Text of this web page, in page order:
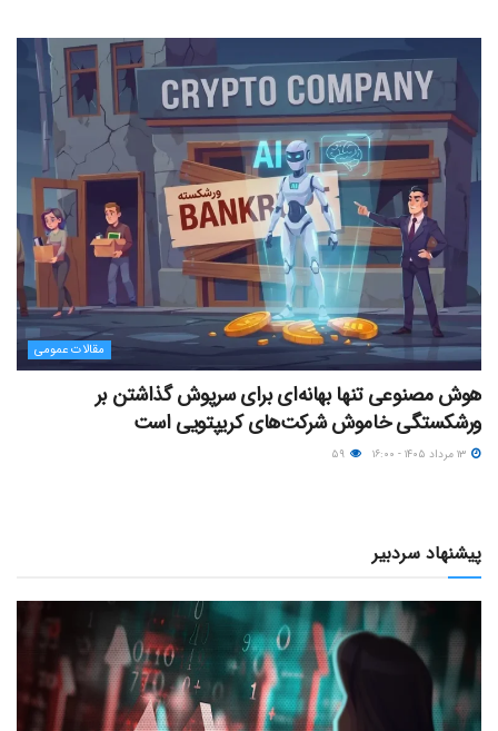
مقالات عمومی
هوش مصنوعی تنها بهانه‌ای برای سرپوش گذاشتن بر
ورشکستگی خاموش شرکت‌های کریپتویی است
پیشنهاد سردبیر